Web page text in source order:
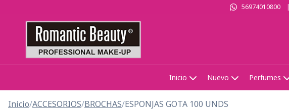
56974010800|
Inicio Nuevo Perfumes
Inicio/ACCESORIOS/BROCHAS/ESPONJAS GOTA 100 UNDS